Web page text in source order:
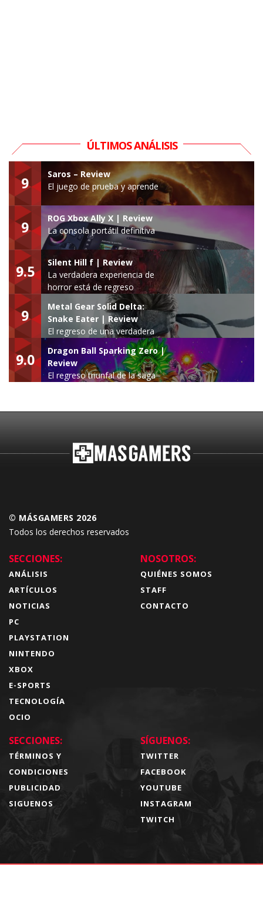
ÚLTIMOS ANÁLISIS
9
Saros – Review
El juego de prueba y aprende
9
ROG Xbox Ally X | Review
La consola portátil definitiva
9.5
Silent Hill f | Review
La verdadera experiencia de
horror está de regreso
9
Metal Gear Solid Delta:
Snake Eater | Review
El regreso de una verdadera
leyenda
9.0
Dragon Ball Sparking Zero |
Review
El regreso triunfal de la saga
© MÁSGAMERS 2026
Todos los derechos reservados
SECCIONES:
ANÁLISIS
ARTÍCULOS
NOTICIAS
PC
PLAYSTATION
NINTENDO
XBOX
E-SPORTS
TECNOLOGÍA
OCIO
NOSOTROS:
QUIÉNES SOMOS
STAFF
CONTACTO
SECCIONES:
TÉRMINOS Y
CONDICIONES
PUBLICIDAD
SIGUENOS
SÍGUENOS:
TWITTER
FACEBOOK
YOUTUBE
INSTAGRAM
TWITCH